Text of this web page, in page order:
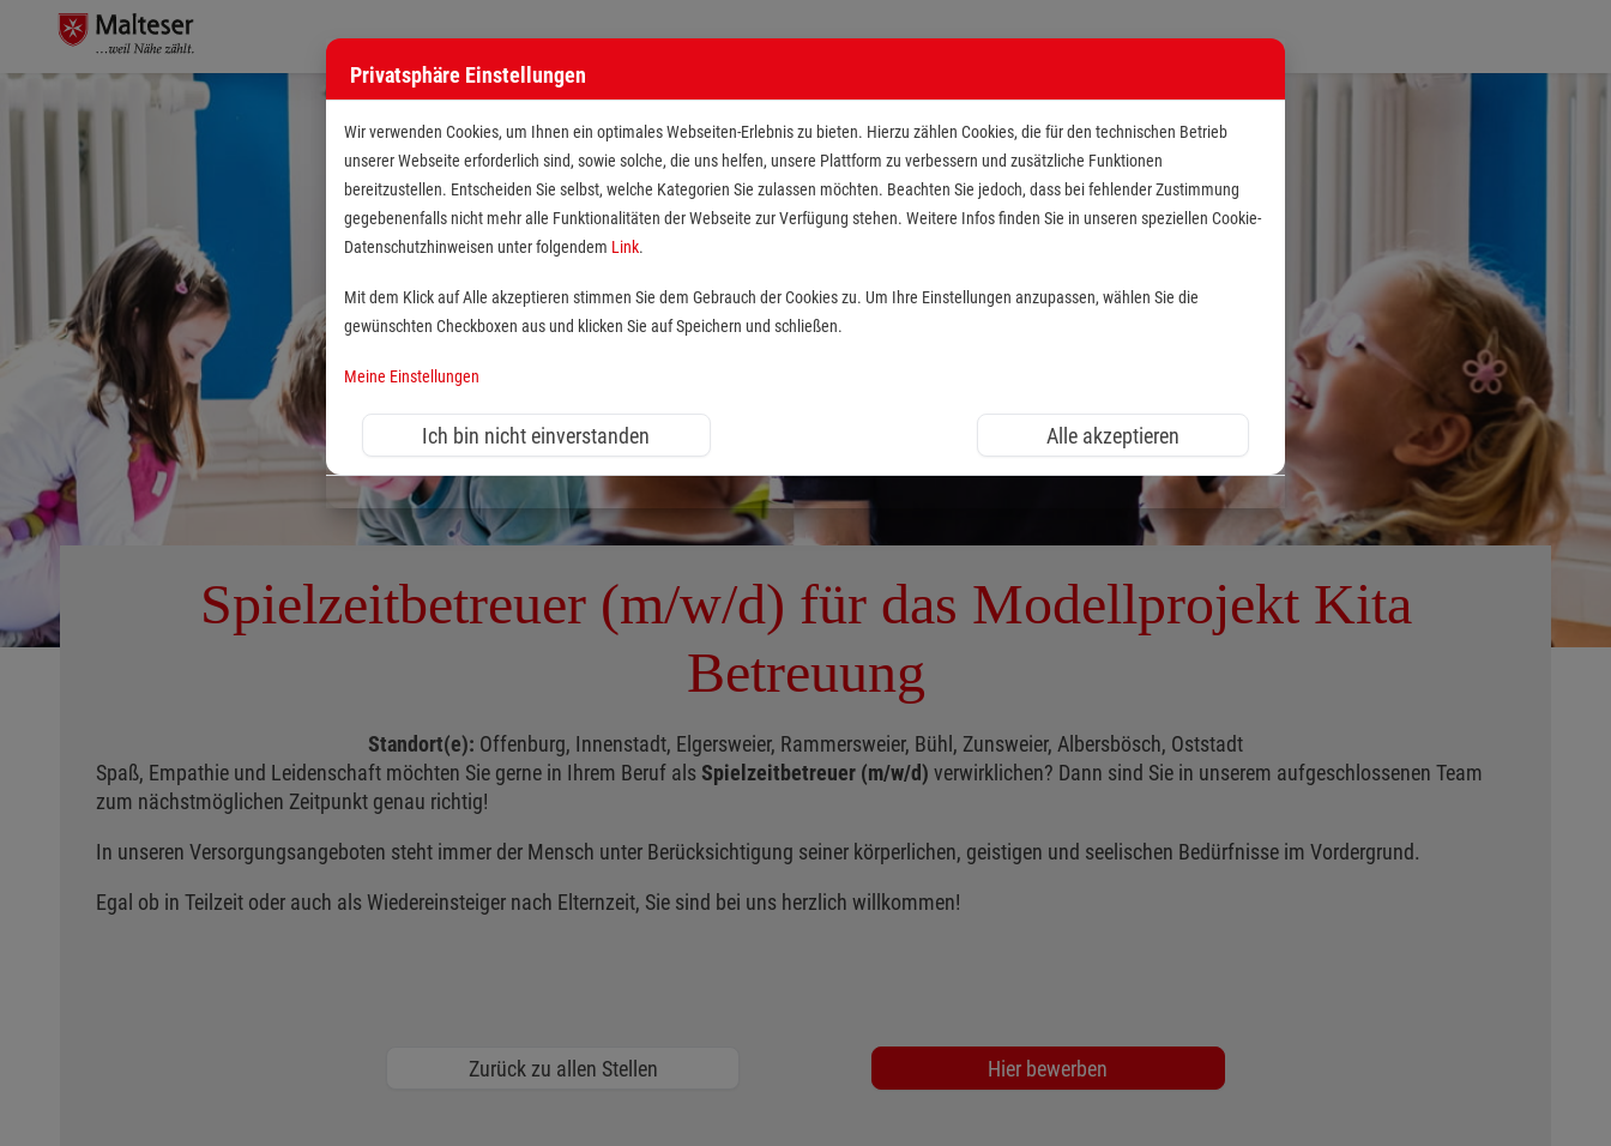
Spielzeitbetreuer (m/w/d) für das Modellprojekt Kita
Betreuung
Standort(e): Offenburg, Innenstadt, Elgersweier, Rammersweier, Bühl, Zunsweier, Albersbösch, Oststadt
Spaß, Empathie und Leidenschaft möchten Sie gerne in Ihrem Beruf alsSpielzeitbetreuer (m/w/d) verwirklichen? Dann sind Sie in unserem aufgeschlossenen Team
zum nächstmöglichen Zeitpunkt genau richtig!
In unseren Versorgungsangeboten steht immer der Mensch unter Berücksichtigung seiner körperlichen, geistigen und seelischen Bedürfnisse im Vordergrund.
Egal ob in Teilzeit oder auch als Wiedereinsteiger nach Elternzeit, Sie sind bei uns herzlich willkommen!
Zurück zu allen Stellen Hier bewerben
Privatsphäre Einstellungen
Wir verwenden Cookies, um Ihnen ein optimales Webseiten-Erlebnis zu bieten. Hierzu zählen Cookies, die für den technischen Betrieb
unserer Webseite erforderlich sind, sowie solche, die uns helfen, unsere Plattform zu verbessern und zusätzliche Funktionen
bereitzustellen. Entscheiden Sie selbst, welche Kategorien Sie zulassen möchten. Beachten Sie jedoch, dass bei fehlender Zustimmung
gegebenenfalls nicht mehr alle Funktionalitäten der Webseite zur Verfügung stehen. Weitere Infos finden Sie in unseren speziellen Cookie-
Datenschutzhinweisen unter folgendem Link.
Mit dem Klick auf Alle akzeptieren stimmen Sie dem Gebrauch der Cookies zu. Um Ihre Einstellungen anzupassen, wählen Sie die
gewünschten Checkboxen aus und klicken Sie auf Speichern und schließen.
Meine Einstellungen
Ich bin nicht einverstanden Alle akzeptieren